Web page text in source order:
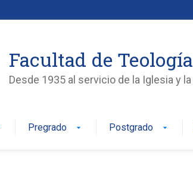
Facultad de Teología
Desde 1935 al servicio de la Iglesia y
Pregrado arrow_drop_down Postgrado arrow_drop_down